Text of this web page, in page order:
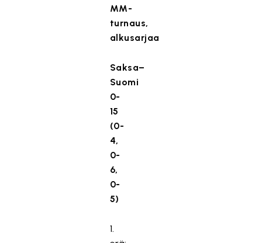
MM-
turnaus,
alkusarjaa
Saksa–
Suomi
0-
15
(0-
4,
0-
6,
0-
5)
1.